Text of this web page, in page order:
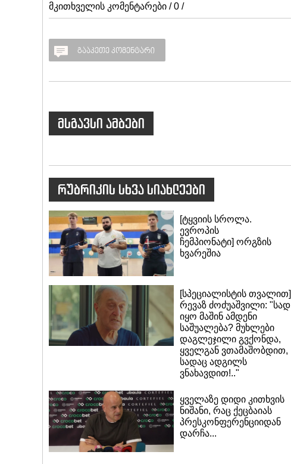
მკითხველის კომენტარები / 0 /
გააკეთე კომენტარი
მსგავსი ამბები
რუბრიკის სხვა სიახლეები
[ტყვიის სროლა.
ევროპის
ჩემპიონატი] ორგზის
ხვარეშია
[სპეციალისტის თვალით]
რევაზ ძოძუაშვილი: "სად
იყო მაშინ ამდენი
საშუალება? მუხლები
დაგლეჯილი გვქონდა,
ყველგან ვთამაშობდით,
სადაც ადგილს
ვნახავდით!.."
ყველაზე დიდი კითხვის
ნიშანი, რაც ქეცბაიას
პრესკონფერენციიდან
დარჩა...